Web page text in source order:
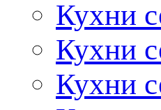
Кухни
Кухни
Кухни